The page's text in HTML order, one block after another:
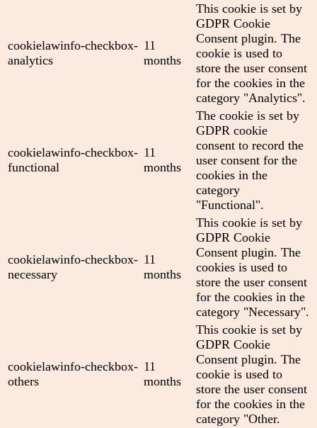
cookielawinfo-checkbox-
analytics
11
months
This cookie is set by
GDPR Cookie
Consent plugin. The
cookie is used to
store the user consent
for the cookies in the
category "Analytics".
cookielawinfo-checkbox-
functional
11
months
The cookie is set by
GDPR cookie
consent to record the
user consent for the
cookies in the
category
"Functional".
cookielawinfo-checkbox-
necessary
11
months
This cookie is set by
GDPR Cookie
Consent plugin. The
cookies is used to
store the user consent
for the cookies in the
category "Necessary".
cookielawinfo-checkbox-
others
11
months
This cookie is set by
GDPR Cookie
Consent plugin. The
cookie is used to
store the user consent
for the cookies in the
category "Other.